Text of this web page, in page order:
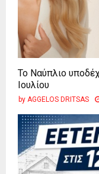
Το Ναύπλιο
Ιουλίου
by AGGELOS DRITSAS